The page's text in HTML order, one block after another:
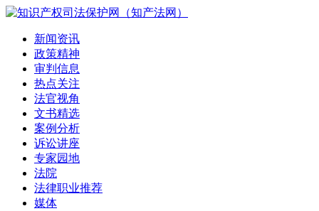
新闻资讯
政策精神
审判信息
热点关注
法官视角
文书精选
案例分析
诉讼讲座
专家园地
法院
法律职业推荐
媒体